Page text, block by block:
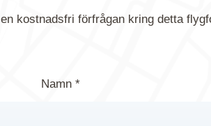
kostnadsfri förfrågan kring detta
Namn *